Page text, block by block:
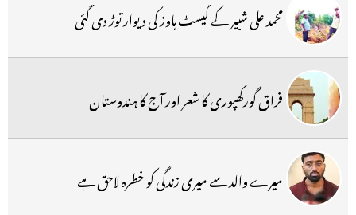
محمد علی شبیر کے گیسٹ ہاوز کی دیوار توڑ دی گئی
فراق گورکھپوری کا شعر اور آج کا ہندوستان
میرے والد سے میری زندگی کو خطرہ لاحق ہے